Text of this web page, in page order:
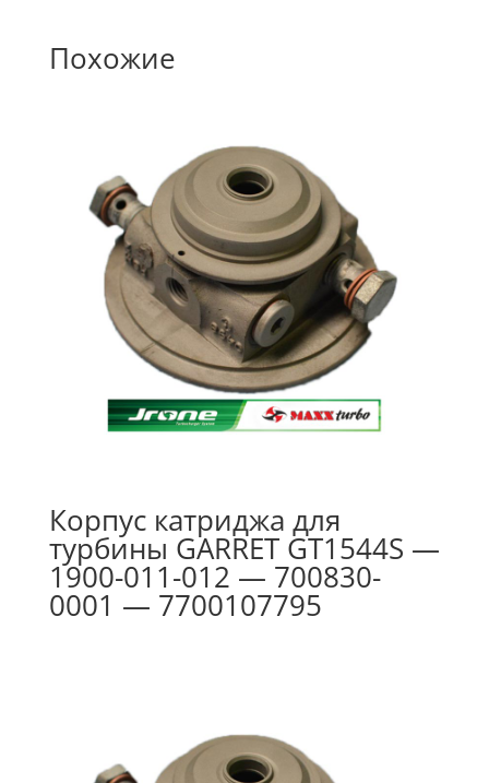
Похожие
Корпус катриджа для
турбины GARRET GT1544S —
1900-011-012 — 700830-
0001 — 7700107795